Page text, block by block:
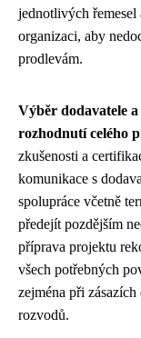
jednotlivých
organizaci, aby
prodlevám.
Výběr dodavatele
rozhodnutí celého
zkušenosti a
komunikace s
spolupráce včetně
předejít pozdějším
příprava projektu
všech potřebných
zejména při
rozvodů.